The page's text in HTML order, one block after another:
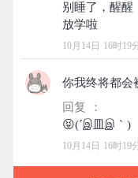
别睡了，醒醒
10月14日 16时19
你我终将都会
回复 ：
10月14日 16时19